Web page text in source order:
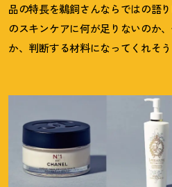
品の特長を鵜飼さんならではの語
のスキンケアに何が足りないのか
か、判断する材料になってくれそう